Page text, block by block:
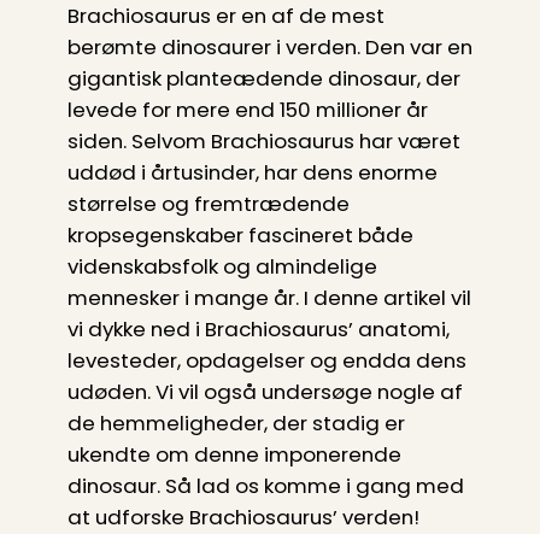
Brachiosaurus er en af de mest
berømte dinosaurer i verden. Den var en
gigantisk planteædende dinosaur, der
levede for mere end 150 millioner år
siden. Selvom Brachiosaurus har været
uddød i årtusinder, har dens enorme
størrelse og fremtrædende
kropsegenskaber fascineret både
videnskabsfolk og almindelige
mennesker i mange år. I denne artikel vil
vi dykke ned i Brachiosaurus’ anatomi,
levesteder, opdagelser og endda dens
udøden. Vi vil også undersøge nogle af
de hemmeligheder, der stadig er
ukendte om denne imponerende
dinosaur. Så lad os komme i gang med
at udforske Brachiosaurus’ verden!